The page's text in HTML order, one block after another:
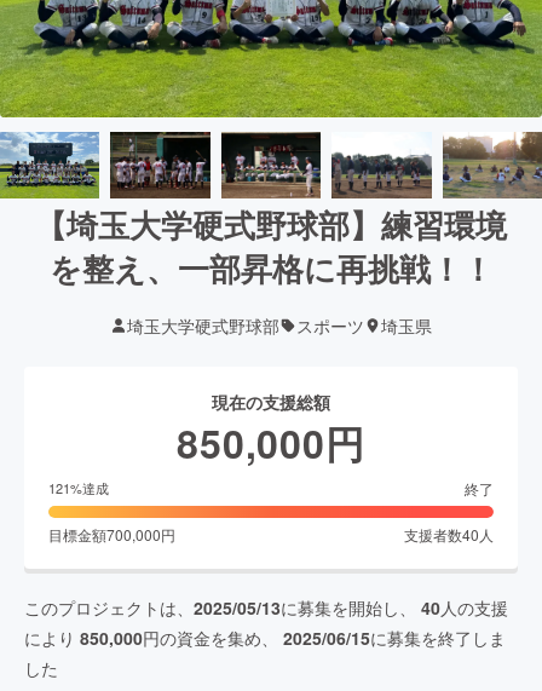
【埼玉大学硬式野球部】練習環境
を整え、一部昇格に再挑戦！！
埼玉大学硬式野球部 スポーツ 埼玉県
現在の支援総額
850,000円
121%達成 終了
目標金額700,000円 支援者数40 人
このプロジェクトは、 2025/05/13に募集を開始し、 40人の支援
により 850,000円の資金を集め、 2025/06/15に募集を終了しま
した